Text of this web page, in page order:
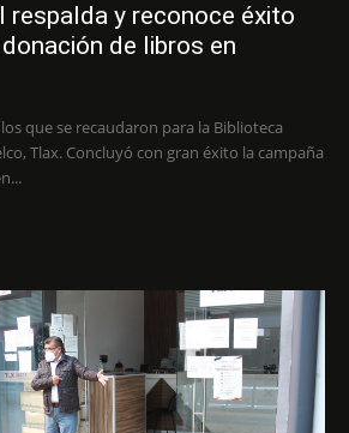
respalda y reconoce éxito
de libros en
que se recaudaron para la Biblioteca